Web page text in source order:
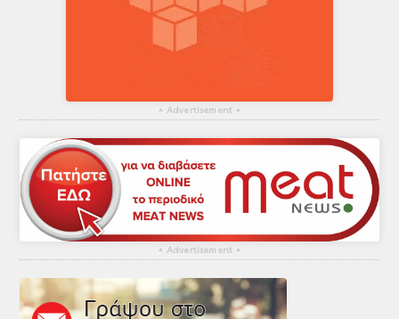
▴ Advertisement ▴
▴ Advertisement ▴